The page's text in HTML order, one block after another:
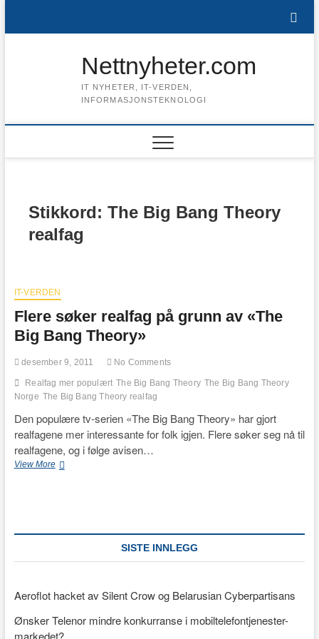
content
Nettnyheter.com
IT NYHETER, IT-VERDEN,
INFORMASJONSTEKNOLOGI
Stikkord: The Big Bang Theory
realfag
IT-VERDEN
Flere søker realfag på grunn av «The
Big Bang Theory»
desember 9, 2011 No Comments
Realfag mer populært The Big Bang Theory The Big Bang Theory
Norge The Big Bang Theory realfag
Den populære tv-serien «The Big Bang Theory» har gjort
realfagene mer interessante for folk igjen. Flere søker seg nå til
realfagene, og i følge avisen…
View MoreFlere
SISTE INNLEGG
Aeroflot hacket av Silent Crow og Belarusian Cyberpartisans
Ønsker Telenor mindre konkurranse i mobiltelefontjenester-
markedet?